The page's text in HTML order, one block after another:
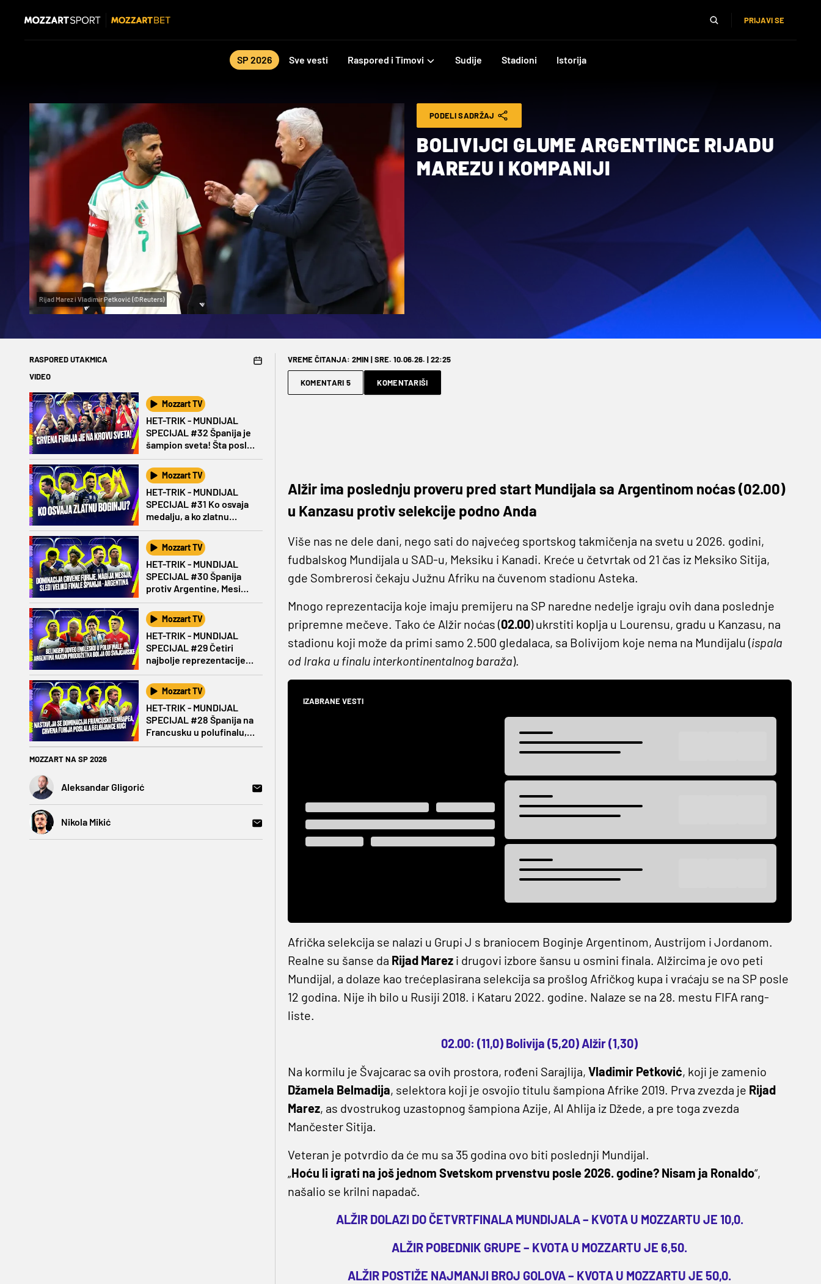
PRIJAVI SE
SP 2026 Sve vesti Raspored i Timovi Sudije Stadioni Istorija
Rijad Marez i Vladimir Petković (©Reuters)
PODELI SADRŽAJ
BOLIVIJCI GLUME ARGENTINCE RIJADU
MAREZU I KOMPANIJI
RASPORED UTAKMICA
VIDEO
Mozzart TV
HET-TRIK - MUNDIJAL
SPECIJAL #32 Španija je
šampion sveta! Šta posle
Mesija?
Mozzart TV
HET-TRIK - MUNDIJAL
SPECIJAL #31 Ko osvaja
medalju, a ko zlatnu
Boginju?
Mozzart TV
HET-TRIK - MUNDIJAL
SPECIJAL #30 Španija
protiv Argentine, Mesi
protiv Jamala
Mozzart TV
HET-TRIK - MUNDIJAL
SPECIJAL #29 Četiri
najbolje reprezentacije u
polufinalu Mundijala!
Mozzart TV
HET-TRIK - MUNDIJAL
SPECIJAL #28 Španija na
Francusku u polufinalu,
ko se pridružuje?
MOZZART NA SP 2026
Aleksandar Gligorić
Nikola Mikić
VREME ČITANJA: 2MIN | SRE. 10.06.26. | 22:25
KOMENTARI 5 KOMENTARIŠI
Alžir ima poslednju proveru pred start Mundijala sa Argentinom noćas (02.00)
u Kanzasu protiv selekcije podno Anda
Više nas ne dele dani, nego sati do najvećeg sportskog takmičenja na svetu u 2026. godini,
fudbalskog Mundijala u SAD-u, Meksiku i Kanadi. Kreće u četvrtak od 21 čas iz Meksiko Sitija,
gde Sombrerosi čekaju Južnu Afriku na čuvenom stadionu Asteka.
Mnogo reprezentacija koje imaju premijeru na SP naredne nedelje igraju ovih dana poslednje
pripremne mečeve. Tako će Alžir noćas (02.00) ukrstiti koplja u Lourensu, gradu u Kanzasu, na
stadionu koji može da primi samo 2.500 gledalaca, sa Bolivijom koje nema na Mundijalu (ispala
od Iraka u finalu interkontinentalnog baraža).
IZABRANE VESTI
Afrička selekcija se nalazi u Grupi J s braniocem Boginje Argentinom, Austrijom i Jordanom.
Realne su šanse da Rijad Marezi drugovi izbore šansu u osmini finala. Alžircima je ovo peti
Mundijal, a dolaze kao trećeplasirana selekcija sa prošlog Afričkog kupa i vraćaju se na SP posle
12 godina. Nije ih bilo u Rusiji 2018. i Kataru 2022. godine. Nalaze se na 28. mestu FIFA rang-
liste.
02.00: (11,0) Bolivija (5,20) Alžir (1,30)
Na kormilu je Švajcarac sa ovih prostora, rođeni Sarajlija, Vladimir Petković, koji je zamenio
Džamela Belmadija, selektora koji je osvojio titulu šampiona Afrike 2019. Prva zvezda je Rijad
Marez, as dvostrukog uzastopnog šampiona Azije, Al Ahlija iz Džede, a pre toga zvezda
Mančester Sitija.
Veteran je potvrdio da će mu sa 35 godina ovo biti poslednji Mundijal.
„Hoću li igrati na još jednom Svetskom prvenstvu posle 2026. godine? Nisam ja Ronaldo“,
našalio se krilni napadač.
ALŽIR DOLAZI DO ČETVRTFINALA MUNDIJALA – KVOTA U MOZZARTU JE 10,0.
ALŽIR POBEDNIK GRUPE – KVOTA U MOZZARTU JE 6,50.
ALŽIR POSTIŽE NAJMANJI BROJ GOLOVA – KVOTA U MOZZARTU JE 50,0.